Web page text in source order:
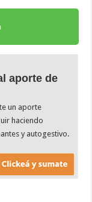
aporte de
un aporte
haciendo
y autogestivo.